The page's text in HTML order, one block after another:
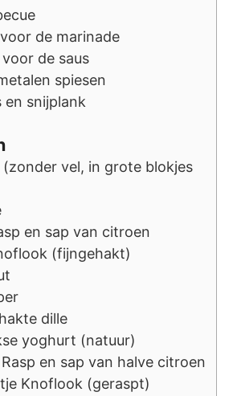
de marinade
de saus
spiesen
en snijplank
(zonder vel, in grote blokjes
en sap van citroen
(fijngehakt)
dille
yoghurt (natuur)
Rasp en sap van halve citroen
Knoflook (geraspt)